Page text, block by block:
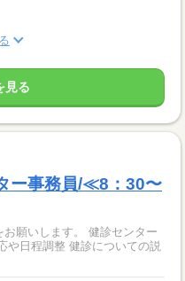
見る
ー事務員/≪8：30〜
す。 健診センター
や日程調整 健診についての説